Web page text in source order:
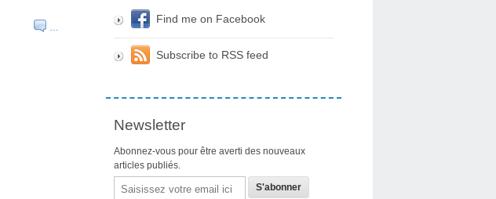
…
Find me on Facebook
Subscribe to RSS feed
Newsletter
Abonnez-vous pour être averti des nouveaux
articles publiés.
Email